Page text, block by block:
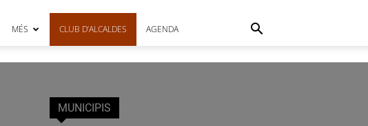
MÉS CLUB D’ALCALDES AGENDA
MUNICIPIS